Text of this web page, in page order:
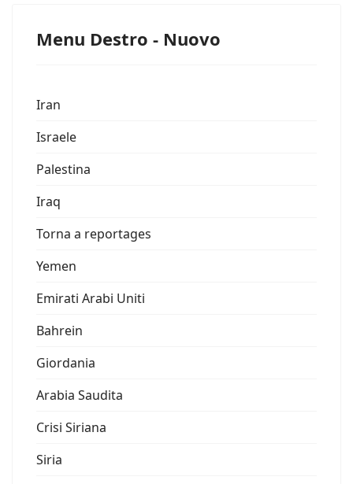
Menu Destro - Nuovo
Iran
Israele
Palestina
Iraq
Torna a reportages
Yemen
Emirati Arabi Uniti
Bahrein
Giordania
Arabia Saudita
Crisi Siriana
Siria